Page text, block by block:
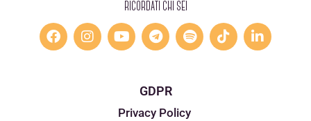
RICORDATI CHI SEI
GDPR
Privacy Policy